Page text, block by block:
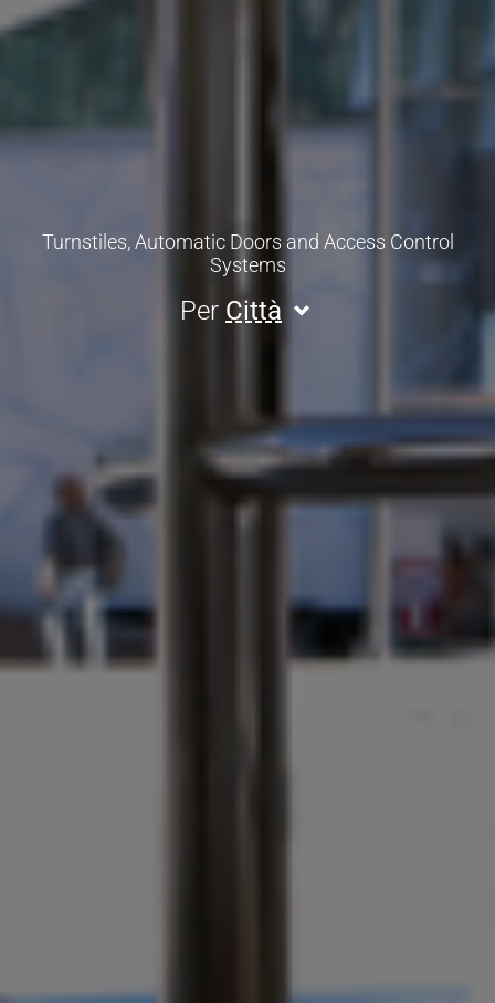
Turnstiles, Automatic Doors and Access Control
Systems
Per Città